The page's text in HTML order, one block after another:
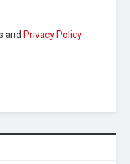
andPrivacy Policy.